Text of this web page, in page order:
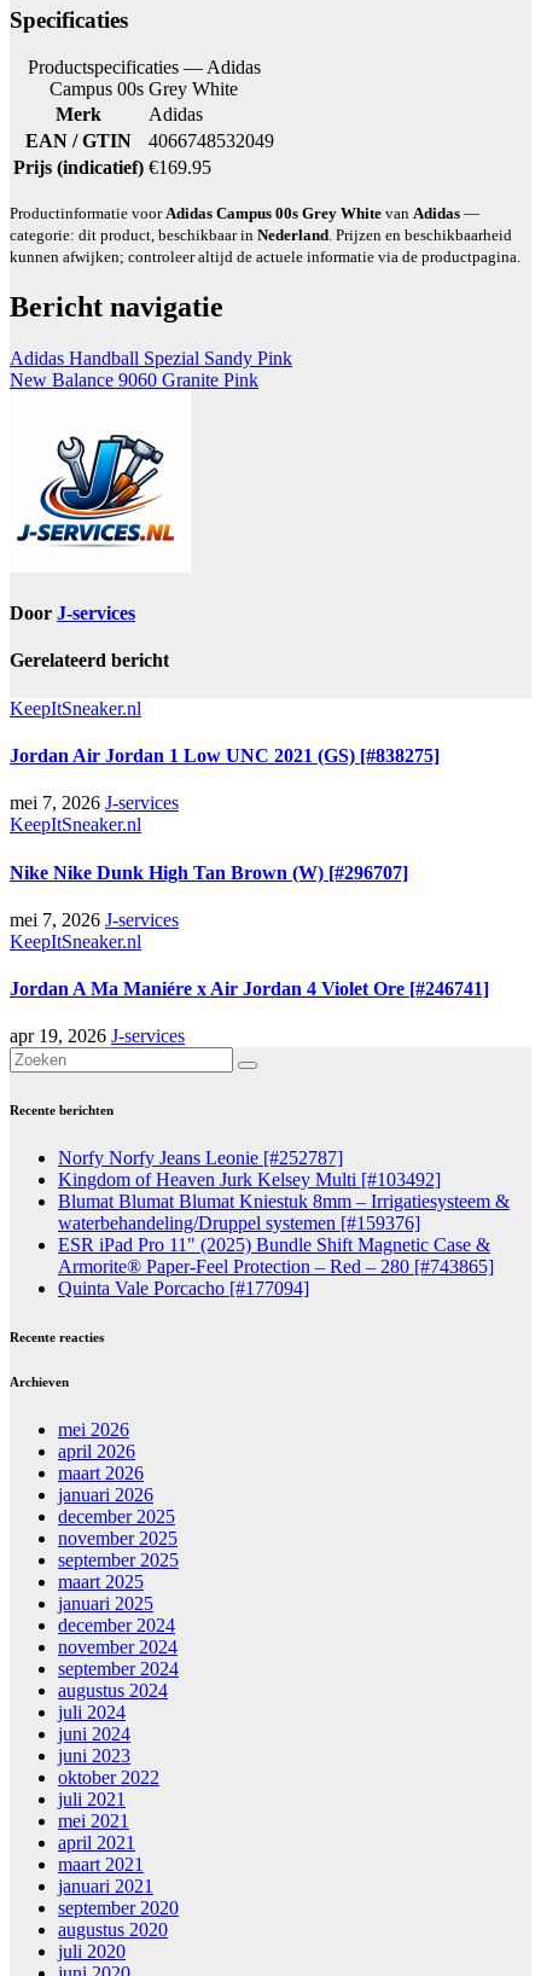
Specificaties
Productspecificaties — Adidas
Campus 00s Grey White
Merk
Adidas
EAN / GTIN
4066748532049
Prijs (indicatief) €169.95
Productinformatie voorAdidas Campus 00s Grey White van Adidas —
categorie: dit product, beschikbaar in Nederland. Prijzen en beschikbaarheid
kunnen afwijken; controleer altijd de actuele informatie via de productpagina.
Bericht navigatie
Adidas Handball Spezial Sandy Pink
New Balance 9060 Granite Pink
Door J-services
Gerelateerd bericht
KeepItSneaker.nl
Jordan Air Jordan 1 Low UNC 2021 (GS) [#838275]
mei 7, 2026 J-services
KeepItSneaker.nl
Nike Nike Dunk High Tan Brown (W) [#296707]
mei 7, 2026 J-services
KeepItSneaker.nl
Jordan A Ma Maniére x Air Jordan 4 Violet Ore [#246741]
apr 19, 2026 J-services
Recente berichten
Norfy Norfy Jeans Leonie [#252787]
Kingdom of Heaven Jurk Kelsey Multi [#103492]
Blumat Blumat Blumat Kniestuk 8mm – Irrigatiesysteem &
waterbehandeling/Druppel systemen [#159376]
ESR iPad Pro 11" (2025) Bundle Shift Magnetic Case &
Armorite® Paper-Feel Protection – Red – 280 [#743865]
Quinta Vale Porcacho [#177094]
Recente reacties
Archieven
mei 2026
april 2026
maart 2026
januari 2026
december 2025
november 2025
september 2025
maart 2025
januari 2025
december 2024
november 2024
september 2024
augustus 2024
juli 2024
juni 2024
juni 2023
oktober 2022
juli 2021
mei 2021
april 2021
maart 2021
januari 2021
september 2020
augustus 2020
juli 2020